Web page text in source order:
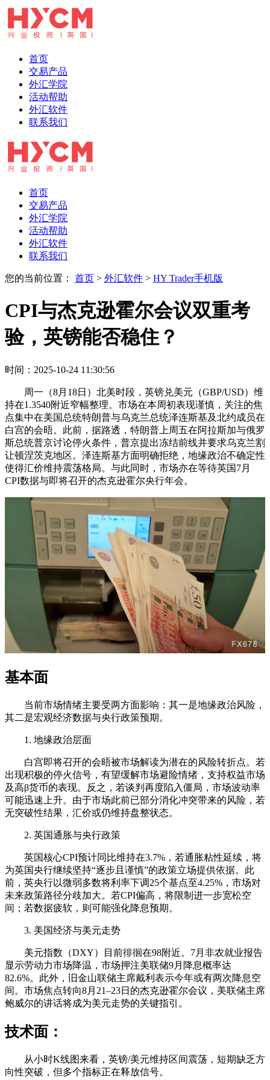
首页
交易产品
外汇学院
活动帮助
外汇软件
联系我们
首页
交易产品
外汇学院
活动帮助
外汇软件
联系我们
您的当前位置： 首页 > 外汇软件 > HY Trader手机版
CPI与杰克逊霍尔会议双重考
验，英镑能否稳住？
时间：2025-10-24 11:30:56
周一（8月18日）北美时段，英镑兑美元（GBP/USD）维
持在1.3540附近窄幅整理。市场在本周初表现谨慎，关注的焦
点集中在美国总统特朗普与乌克兰总统泽连斯基及北约成员在
白宫的会晤。此前，据路透，特朗普上周五在阿拉斯加与俄罗
斯总统普京讨论停火条件，普京提出冻结前线并要求乌克兰割
让顿涅茨克地区。泽连斯基方面明确拒绝，地缘政治不确定性
使得汇价维持震荡格局。与此同时，市场亦在等待英国7月
CPI数据与即将召开的杰克逊霍尔央行年会。
基本面
当前市场情绪主要受两方面影响：其一是地缘政治风险，
其二是宏观经济数据与央行政策预期。
1. 地缘政治层面
白宫即将召开的会晤被市场解读为潜在的风险转折点。若
出现积极的停火信号，有望缓解市场避险情绪，支持权益市场
及高β货币的表现。反之，若谈判再度陷入僵局，市场波动率
可能迅速上升。由于市场此前已部分消化冲突带来的风险，若
无突破性结果，汇价或仍维持盘整状态。
2. 英国通胀与央行政策
英国核心CPI预计同比维持在3.7%，若通胀粘性延续，将
为英国央行继续坚持“逐步且谨慎”的政策立场提供依据。此
前，英央行以微弱多数将利率下调25个基点至4.25%，市场对
未来政策路径分歧加大。若CPI偏高，将限制进一步宽松空
间；若数据疲软，则可能强化降息预期。
3. 美国经济与美元走势
美元指数（DXY）目前徘徊在98附近。7月非农就业报告
显示劳动力市场降温，市场押注美联储9月降息概率达
82.6%。此外，旧金山联储主席戴利表示今年或有两次降息空
间。市场焦点转向8月21–23日的杰克逊霍尔会议，美联储主席
鲍威尔的讲话将成为美元走势的关键指引。
技术面：
从小时K线图来看，英镑/美元维持区间震荡，短期缺乏方
向性突破，但多个指标正在释放信号。